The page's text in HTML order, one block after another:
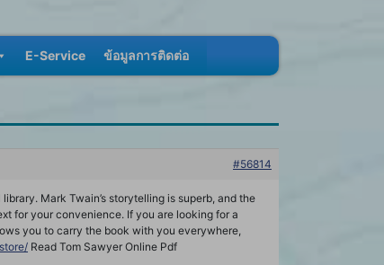
E-Service ข้อมูลการติดต่อ
#56814
Mark Twain’s storytelling is superb, and the
for your convenience. If you are looking for a
you to carry the book with you everywhere,
Read Tom Sawyer Online Pdf